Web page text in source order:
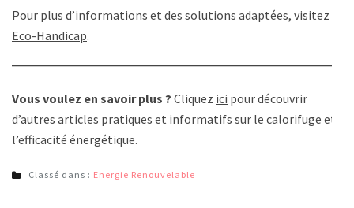
Pour plus d’informations et des solutions adaptées, visitez
Eco-Handicap.
Vous voulez en savoir plus ? Cliquez ici pour découvrir
d’autres articles pratiques et informatifs sur le calorifuge et
l’efficacité énergétique.
Classé dans : Energie Renouvelable